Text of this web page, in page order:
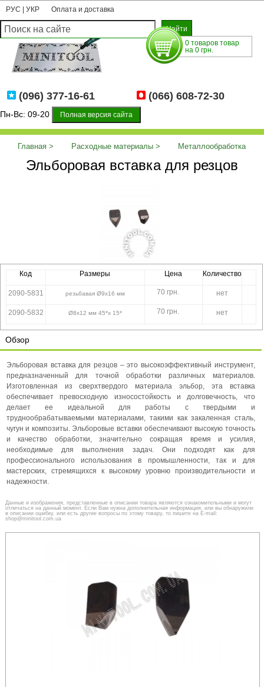
РУС УКР Оплата и доставка
0 товаров товар
на 0 грн.
(096) 377-16-61 (066) 608-72-30
Пн-Вс: 09-20 Полная версия сайта
Главная Расходные материалы
Металлообработка
Эльборовая вставка для резцов
Эльборовая вставка для резцов
Код Размеры Цена Количество
2090-5831 резьбавая Ø9х16 мм 70 грн. нет
2090-5832 Ø8х12 мм 45*х 15* 70 грн. нет
Обзор
Эльборовая вставка для резцов – это высокоэффективный инструмент,
предназначенный для точной обработки различных материалов.
Изготовленная из сверхтвердого материала эльбор, эта вставка
обеспечивает превосходную износостойкость и долговечность, что
делает ее идеальной для работы с твердыми и
труднообрабатываемыми материалами, такими как закаленная сталь,
чугун и композиты. Эльборовые вставки обеспечивают высокую точность
и качество обработки, значительно сокращая время и усилия,
необходимые для выполнения задач. Они подходят как для
профессионального использования в промышленности, так и для
мастерских, стремящихся к высокому уровню производительности и
надежности.
Данные и изображения, представленные в описании товара являются ознакомительными и могут
отличаться на данный момент. Если Вам нужна дополнительная информация, или вы обнаружили
в описании ошибку, или есть другие вопросы по этому товару, то пишите на E-mail:
shop@minitool.com.ua